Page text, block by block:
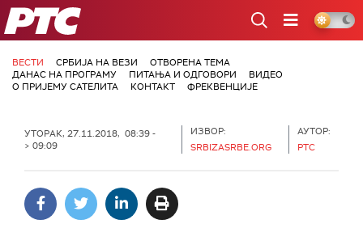
РТС
ВЕСТИ СРБИЈА НА ВЕЗИ
ОТВОРЕНА ТЕМА
ДАНАС НА ПРОГРАМУ
ПИТАЊА И ОДГОВОРИ
ВИДЕО
О ПРИЈЕМУ САТЕЛИТА
КОНТАКТ ФРЕКВЕНЦИЈЕ
УТОРАК, 27.11.2018, 08:39 -
> 09:09
ИЗВОР:
SRBIZASRBE.ORG
АУТОР:
РТС